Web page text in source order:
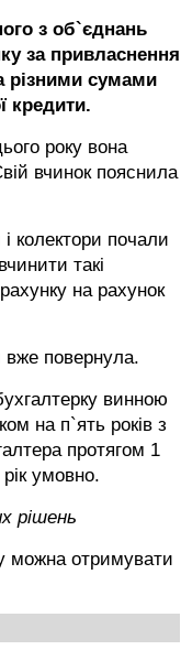
з об`єднань
за привласнення
різними сумами
кредити.
року вона
вчинок пояснила
колектори почали
такі
на рахунок
вже повернула.
винною
на п`ять років з
протягом 1
умовно.
рішень
можна отримувати